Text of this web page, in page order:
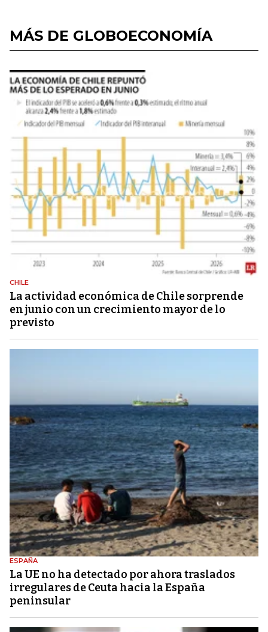
MÁS DE GLOBOECONOMÍA
CHILE
La actividad económica de Chile sorprende
en junio con un crecimiento mayor de lo
previsto
ESPAÑA
La UE no ha detectado por ahora traslados
irregulares de Ceuta hacia la España
peninsular